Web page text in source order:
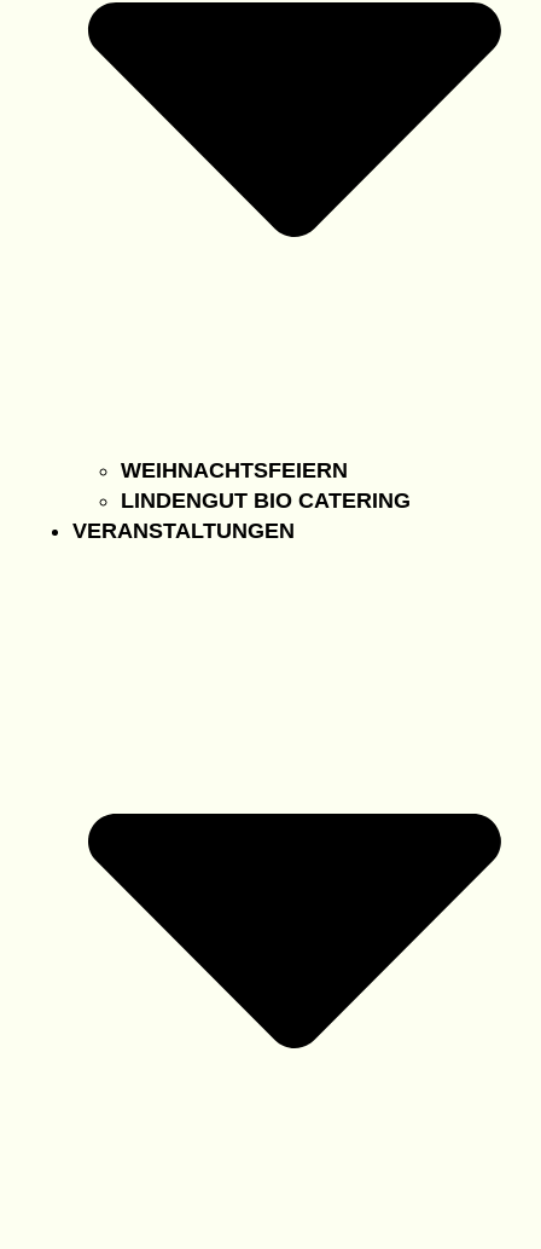
WEIHNACHTSFEIERN
LINDENGUT BIO CATERING
VERANSTALTUNGEN